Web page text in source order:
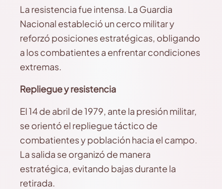
La resistencia fue intensa. La Guardia
Nacional estableció un cerco militar y
reforzó posiciones estratégicas, obligando
a los combatientes a enfrentar condiciones
extremas.
Repliegue y resistencia
El 14 de abril de 1979, ante la presión militar,
se orientó el repliegue táctico de
combatientes y población hacia el campo.
La salida se organizó de manera
estratégica, evitando bajas durante la
retirada.